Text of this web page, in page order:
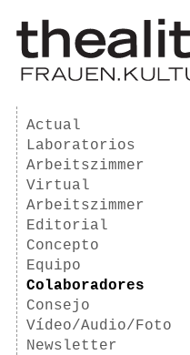
Actual
Laboratorios
Arbeitszimmer
Virtual
Arbeitszimmer
Editorial
Concepto
Equipo
Colaboradores
Consejo
Vídeo/Audio/Foto
Newsletter